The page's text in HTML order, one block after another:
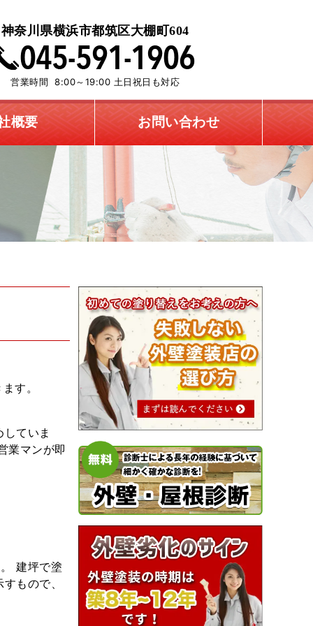
神奈川県横浜市都筑区大棚町604
営業時間 8:00～19:00 土日祝日も対応
概要 お問い合わせ
す。
ていま
業マンが即
建坪で塗
もので、